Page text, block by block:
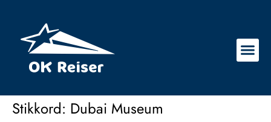
Stikkord: Dubai Museum